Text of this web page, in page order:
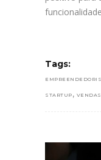
Tags:
STARTUP , VENDAS